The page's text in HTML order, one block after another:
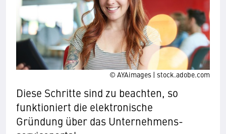
© AYAimages | stock.adobe.com
Diese Schritte sind zu beachten, so
funktioniert die elektronische
Gründung über das Unternehmens­